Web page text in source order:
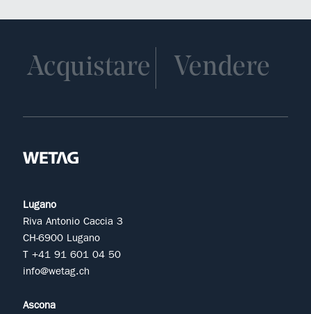
Acquistare Vendere
Lugano
Riva Antonio Caccia 3
CH-6900 Lugano
T +41 91 601 04 50
info@wetag.ch
Ascona